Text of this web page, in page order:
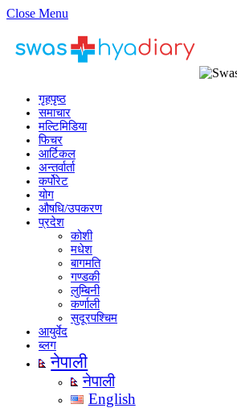
Close Menu
गृहपृष्ठ
समाचार
मल्टिमिडिया
फिचर
आर्टिकल
अन्तर्वार्ता
कर्पोरेट
योग
औषधि/उपकरण
प्रदेश
कोशी
मधेश
बागमति
गण्डकी
लुम्बिनी
कर्णाली
सुदूरपश्चिम
आयुर्वेद
ब्लग
नेपाली
नेपाली
English